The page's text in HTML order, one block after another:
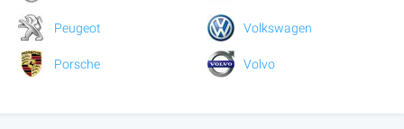
Peugeot
Porsche
Volkswagen
Volvo